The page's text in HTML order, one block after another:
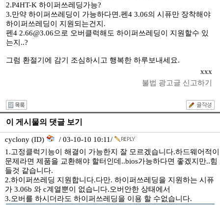
2.P4HT-K 하이퍼쓰레딩가능?
3.만약 하이퍼쓰레딩이 가능하다면.펜4 3.06의 시퓨만 장착해야
하이퍼쓰레딩이 지원되는건지.
펜4 2.66@3.06으로 오버클럭해도 하이퍼쓰레딩이 지원할수 있
는지..?
그럼 환절기에 감기 조심하시고 행복한 하루보내세요.
xxx
불법 광고글 신고하기
이 게시물의 댓글 보기
cyclony (ID)
/ 03-10-10 10:11/
1.고정클럭기능이 해결이 가능한지 잘 모르겠습니다.하드웨어적이
문제라면 제품을 교환해야 할터인데..bios가능하다면 좋겠지만..힘
들것 같습니다.
2.하이퍼쓰레딩 지원합니다.다만. 하이퍼쓰레딩을 지원하는 시퓨
가 3.06b 와 c계열뿐이 없습니다.오버안한 상태에서
3.오버를 하시더라도 하이퍼쓰레딩을 이용 할 수없습니다.